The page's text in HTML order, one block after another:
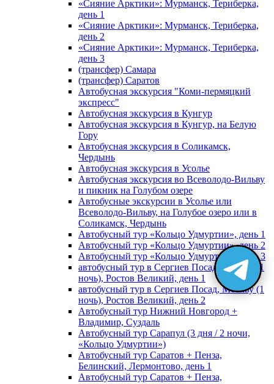
«Сияние Арктики»: Мурманск, Териберка,
день 1
«Сияние Арктики»: Мурманск, Териберка,
день 2
«Сияние Арктики»: Мурманск, Териберка,
день 3
(трансфер) Самара
(трансфер) Саратов
Автобусная экскурсия "Коми-пермяцкий
экспресс"
Автобусная экскурсия в Кунгур
Автобусная экскурсия в Кунгур, на Белую
Гору
Автобусная экскурсия в Соликамск,
Чердынь
Автобусная экскурсия в Усолье
Автобусная экскурсия во Всеволодо-Вильву
и пикник на Голубом озере
Автобусные экскурсии в Усолье или
Всеволодо-Вильву, на Голубое озеро или в
Соликамск, Чердынь
Автобусный тур «Кольцо Удмуртии», день 1
Автобусный тур «Кольцо Удмуртии», день 2
Автобусный тур «Кольцо Удмуртии», день 3
автобусный тур в Сергиев Посад, Москву (1
ночь), Ростов Великий, день 1
автобусный тур в Сергиев Посад, Москву (1
ночь), Ростов Великий, день 2
Автобусный тур Нижний Новгород +
Владимир, Суздаль
Автобусный тур Сарапул (3 дня / 2 ночи,
«Кольцо Удмуртии»)
Автобусный тур Саратов + Пенза,
Белинский, Лермонтово, день 1
Автобусный тур Саратов + Пенза,